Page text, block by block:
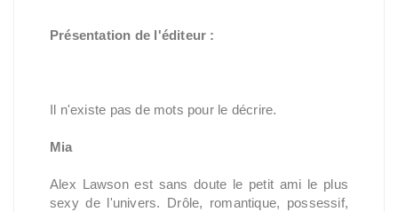
Présentation de l'éditeur :
Il n'existe pas de mots pour le décrire.
Mia
Alex Lawson est sans doute le petit ami le plus
sexy de l'univers. Drôle, romantique, possessif,